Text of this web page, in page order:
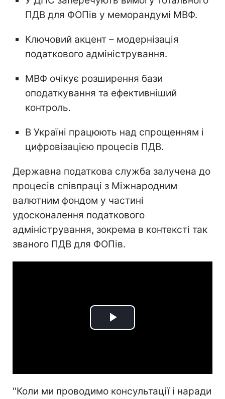
ПДВ для ФОПів у меморандумі МВФ.
Ключовий акцент – модернізація
податкового адміністрування.
МВФ очікує розширення бази
оподаткування та ефективніший
контроль.
В Україні працюють над спрощенням і
цифровізацією процесів ПДВ.
Державна податкова служба залучена до
процесів співпраці з Міжнародним
валютним фондом у частині
удосконалення податкового
адміністрування, зокрема в контексті так
званого ПДВ для ФОПів.
Play
"Коли ми проводимо консультації і наради